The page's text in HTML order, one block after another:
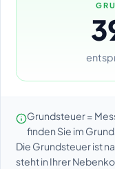
Grundsteuer =
finden Sie im
Die Grundsteuer ist
steht in Ihrer